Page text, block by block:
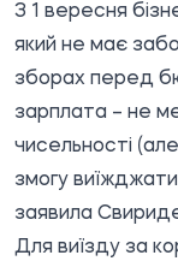
З 1 вересня
який не має
зборах перед
зарплата – не
чисельності
змогу
заявила
Для виїзду за